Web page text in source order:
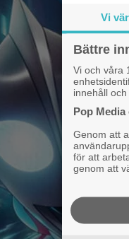
Vi
Bättre
Vi och våra
innehåll
Pop
Genom att
för att
genom att